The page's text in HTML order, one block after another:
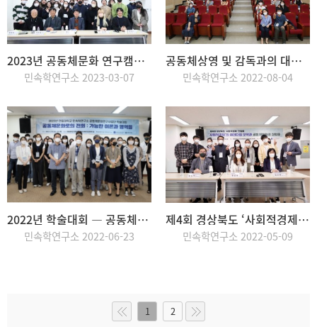
2023년 공동체문화 연구캠프 : 둘러보기
민속학연구소 2023-03-07
공동체상영 및 감독과의 대화 ― <런던한겨레학교 연대기>
민속학연구소 2022-08-04
2022년 학술대회 ― 공동체문화로의 전회: 가능한 이론과 영역들
민속학연구소 2022-06-23
제4회 경상북도 ‘사회적경제’ 간담회 ― ‘사회적경제’의 패러다임 모색과 공동체문화의 실험들
민속학연구소 2022-05-09
1 2